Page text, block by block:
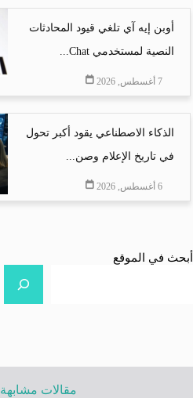
أوبن إيه آي تلغي قيود المحادثات
النصية لمستخدمي Chat...
7 أغسطس, 2026
الذكاء الاصطناعي يقود أكبر تحول
في تاريخ الإعلام وصن...
6 أغسطس, 2026
أبحث في الموقع
مقالات مشابهة